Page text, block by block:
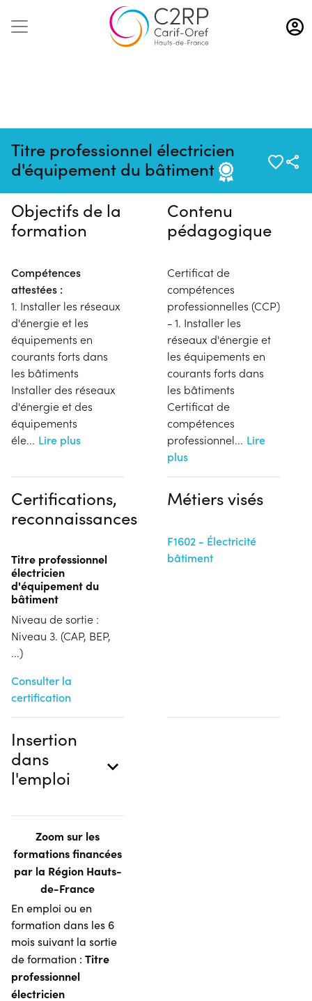
Aller
au
contenu
Titre professionnel électricien
d'équipement du bâtiment
Pas de session programmée en
ce moment
Objectifs de la
formation
Compétences
attestées :
1. Installer les réseaux
d'énergie et les
équipements en
courants forts dans
les bâtiments
Installer des réseaux
d'énergie et des
équipements
éle... Lire plus
Contenu
pédagogique
Certificat de
compétences
professionnelles (CCP)
- 1. Installer les
réseaux d'énergie et
les équipements en
courants forts dans
les bâtiments
Certificat de
compétences
professionnel... Lire
plus
Certifications,
reconnaissances
Titre professionnel
électricien
d'équipement du
bâtiment
Niveau de sortie :
Niveau 3. (CAP, BEP,
...)
Consulter la
certification
Métiers visés
F1602 - Électricité
bâtiment
Insertion
dans
l'emploi
Zoom sur les
formations financées
par la Région Hauts-
de-France
En emploi ou en
formation dans les 6
mois suivant la sortie
de formation : Titre
professionnel
électricien